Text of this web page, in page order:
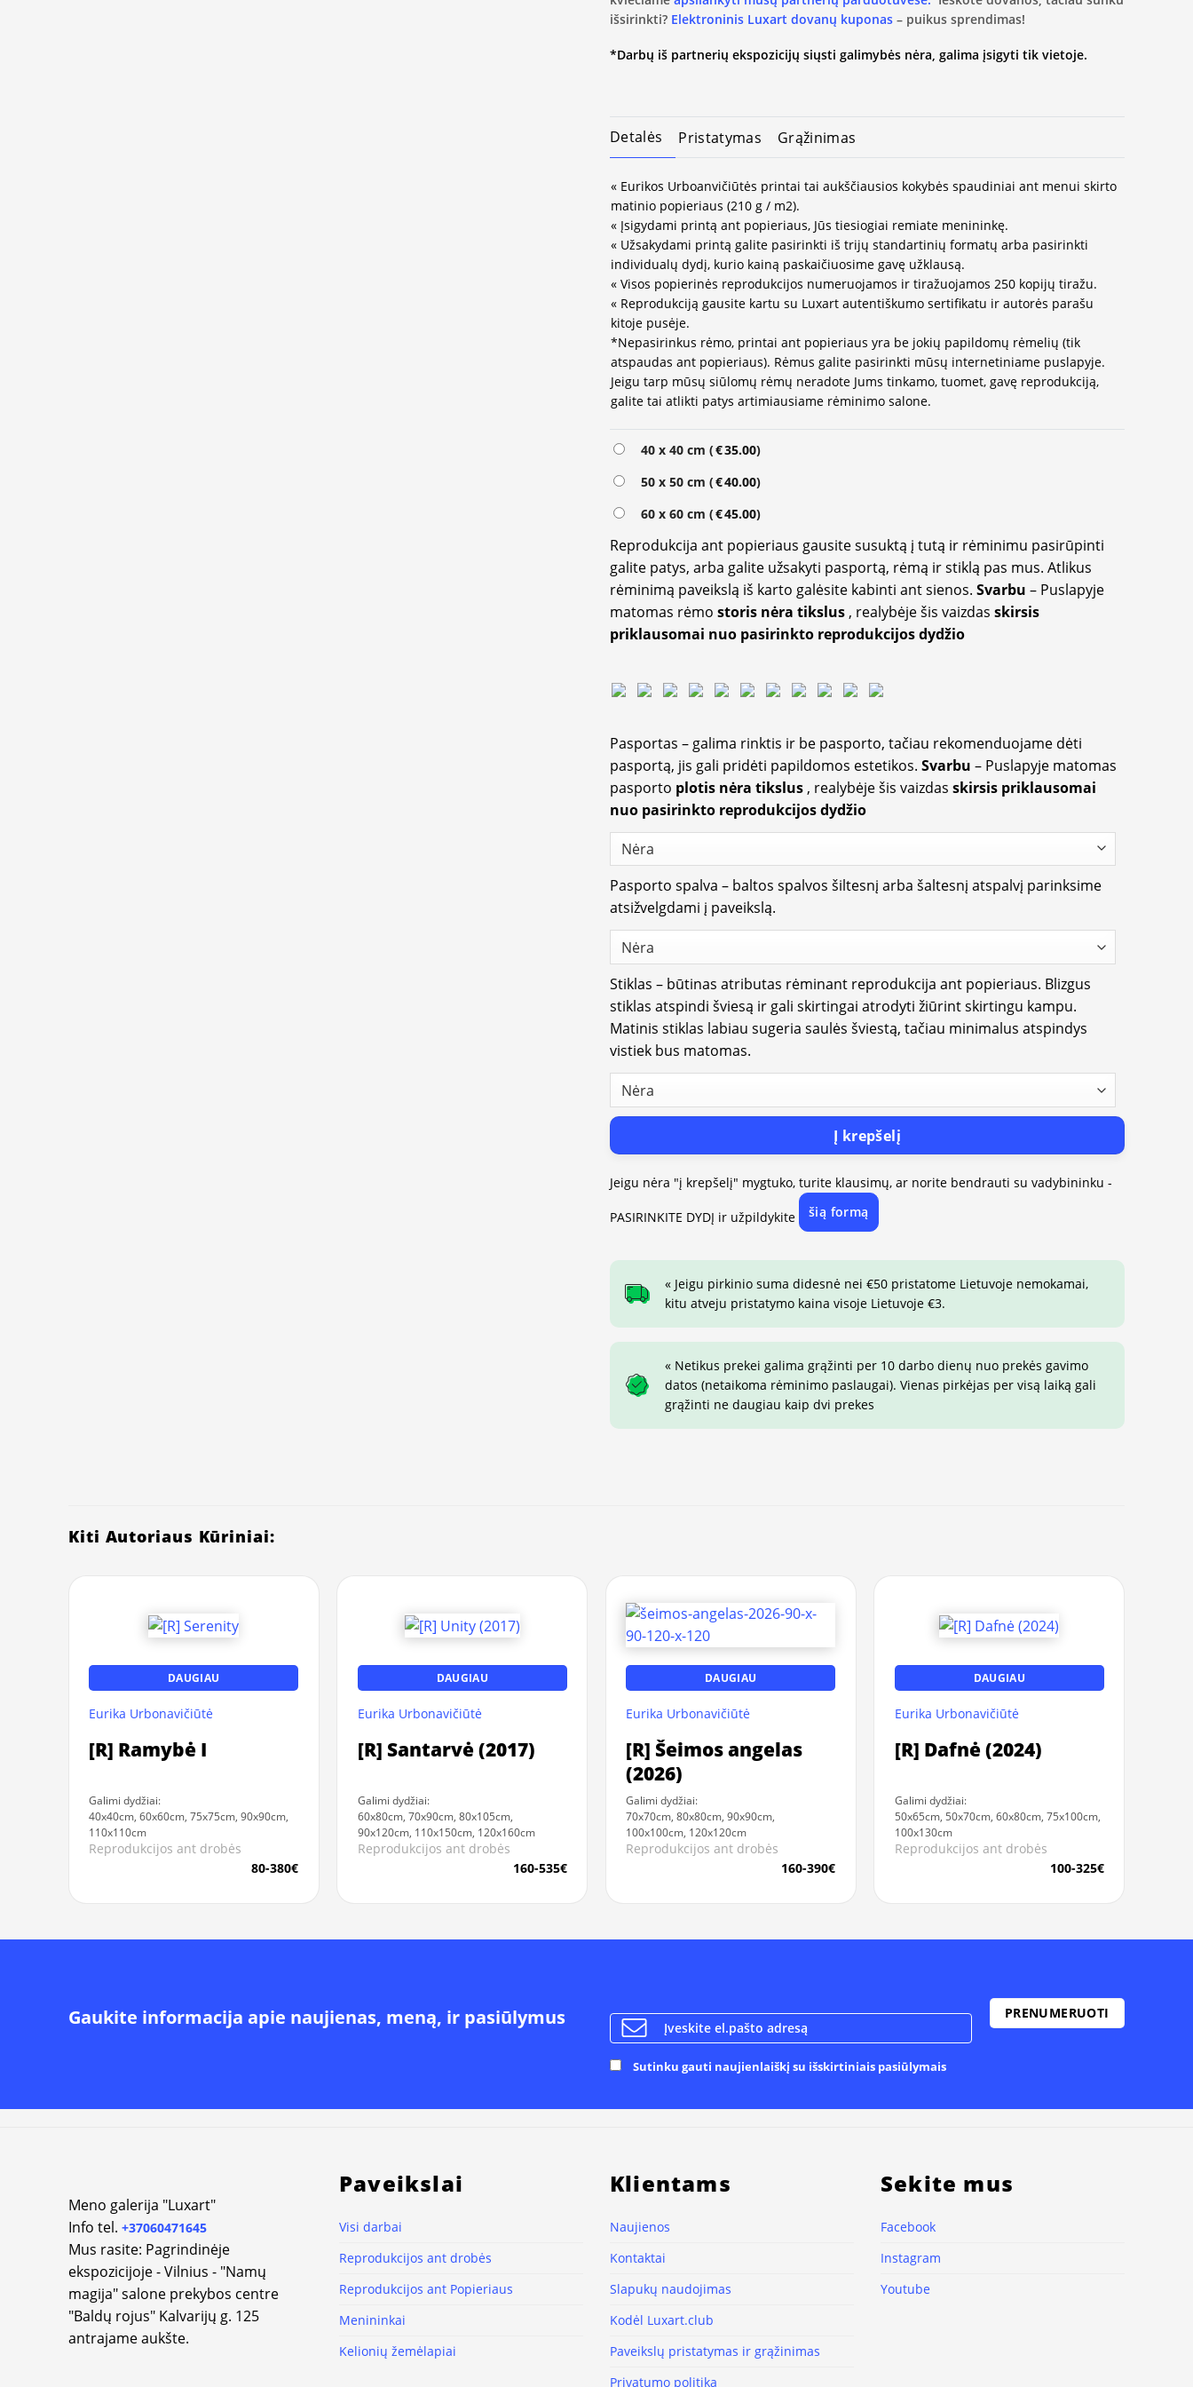
išsirinkti? Elektroninis Luxart dovanų kuponas – puikus sprendimas!
*Darbų iš partnerių ekspozicijų siųsti galimybės nėra, galima įsigyti tik vietoje.
Detalės Pristatymas Grąžinimas
« Eurikos Urboanvičiūtės printai tai aukščiausios kokybės spaudiniai ant menui skirto
matinio popieriaus (210 g / m2).
« Įsigydami printą ant popieriaus, Jūs tiesiogiai remiate menininkę.
« Užsakydami printą galite pasirinkti iš trijų standartinių formatų arba pasirinkti
individualų dydį, kurio kainą paskaičiuosime gavę užklausą.
« Visos popierinės reprodukcijos numeruojamos ir tiražuojamos 250 kopijų tiražu.
« Reprodukciją gausite kartu su Luxart autentiškumo sertifikatu ir autorės parašu
kitoje pusėje.
*Nepasirinkus rėmo, printai ant popieriaus yra be jokių papildomų rėmelių (tik
atspaudas ant popieriaus). Rėmus galite pasirinkti mūsų internetiniame puslapyje.
Jeigu tarp mūsų siūlomų rėmų neradote Jums tinkamo, tuomet, gavę reprodukciją,
galite tai atlikti patys artimiausiame rėminimo salone.
40 x 40 cm (€35.00)
50 x 50 cm (€40.00)
60 x 60 cm (€45.00)
Reprodukcija ant popieriaus gausite susuktą į tutą ir rėminimu pasirūpinti
galite patys, arba galite užsakyti pasportą, rėmą ir stiklą pas mus. Atlikus
rėminimą paveikslą iš karto galėsite kabinti ant sienos. Svarbu – Puslapyje
matomas rėmo storis nėra tikslus , realybėje šis vaizdas skirsis
priklausomai nuo pasirinkto reprodukcijos dydžio
Pasportas – galima rinktis ir be pasporto, tačiau rekomenduojame dėti
pasportą, jis gali pridėti papildomos estetikos. Svarbu – Puslapyje matomas
pasporto plotis nėra tikslus , realybėje šis vaizdas skirsis priklausomai
nuo pasirinkto reprodukcijos dydžio
Pasporto spalva – baltos spalvos šiltesnį arba šaltesnį atspalvį parinksime
atsižvelgdami į paveikslą.
Stiklas – būtinas atributas rėminant reprodukcija ant popieriaus. Blizgus
stiklas atspindi šviesą ir gali skirtingai atrodyti žiūrint skirtingu kampu.
Matinis stiklas labiau sugeria saulės šviestą, tačiau minimalus atspindys
vistiek bus matomas.
Į krepšelį
Jeigu nėra "į krepšelį" mygtuko, turite klausimų, ar norite bendrauti su vadybininku -
PASIRINKITE DYDĮ ir užpildykite šią formą
« Jeigu pirkinio suma didesnė nei €50 pristatome Lietuvoje nemokamai,
kitu atveju pristatymo kaina visoje Lietuvoje €3.
« Netikus prekei galima grąžinti per 10 darbo dienų nuo prekės gavimo
datos (netaikoma rėminimo paslaugai). Vienas pirkėjas per visą laiką gali
grąžinti ne daugiau kaip dvi prekes
Kiti Autoriaus Kūriniai:
DAUGIAU
Eurika Urbonavičiūtė
[R] Ramybė I
Galimi dydžiai:
40x40cm, 60x60cm, 75x75cm, 90x90cm,
110x110cm
Reprodukcijos ant drobės
80-380€
DAUGIAU
Eurika Urbonavičiūtė
[R] Santarvė (2017)
Galimi dydžiai:
60x80cm, 70x90cm, 80x105cm,
90x120cm, 110x150cm, 120x160cm
Reprodukcijos ant drobės
160-535€
DAUGIAU
Eurika Urbonavičiūtė
[R] Šeimos angelas
(2026)
Galimi dydžiai:
70x70cm, 80x80cm, 90x90cm,
100x100cm, 120x120cm
Reprodukcijos ant drobės
160-390€
DAUGIAU
Eurika Urbonavičiūtė
[R] Dafnė (2024)
Galimi dydžiai:
50x65cm, 50x70cm, 60x80cm, 75x100cm,
100x130cm
Reprodukcijos ant drobės
100-325€
Gaukite informacija apie naujienas, meną, ir pasiūlymus
Sutinku gauti naujienlaiškį su išskirtiniais pasiūlymais
Meno galerija "Luxart"
Info tel. +37060471645
Mus rasite: Pagrindinėje
ekspozicijoje - Vilnius - "Namų
magija" salone prekybos centre
"Baldų rojus" Kalvarijų g. 125
antrajame aukšte.
Paveikslai
Visi darbai
Reprodukcijos ant drobės
Reprodukcijos ant Popieriaus
Menininkai
Kelionių žemėlapiai
Klientams
Naujienos
Kontaktai
Slapukų naudojimas
Kodėl Luxart.club
Paveikslų pristatymas ir grąžinimas
Privatumo politika
Sekite mus
Facebook
Instagram
Youtube